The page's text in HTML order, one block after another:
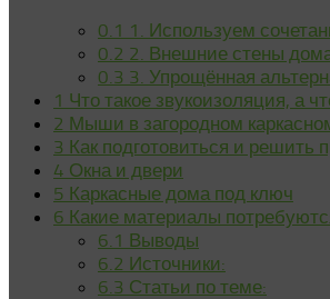
0.1 1. Используем
0.2 2. Внешние стены
0.3 3. Упрощённая
1 Что такое звукоизоляция, а
2 Мыши в загородном
3 Как подготовиться и решить
4 Окна и двери
5 Каркасные дома под ключ
6 Какие материалы
6.1 Выводы
6.2 Источники:
6.3 Статьи по теме: